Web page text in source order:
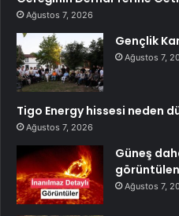
Ağustos 7, 2026
Gençlik
Ağustos 7,
Tigo Energy hissesi neden
Ağustos 7, 2026
Güneş
Ağustos 7,